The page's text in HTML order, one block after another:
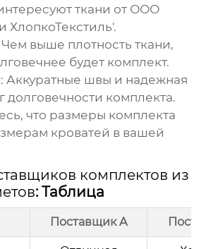
ткани от ООО
ХлопкоТекстиль'.
Чем выше плотность ткани,
будет комплект.
Аккуратные швы и надежная
долговечности комплекта.
что размеры комплекта
кроватей в вашей
комплектов из
: Таблица
Поставщик A